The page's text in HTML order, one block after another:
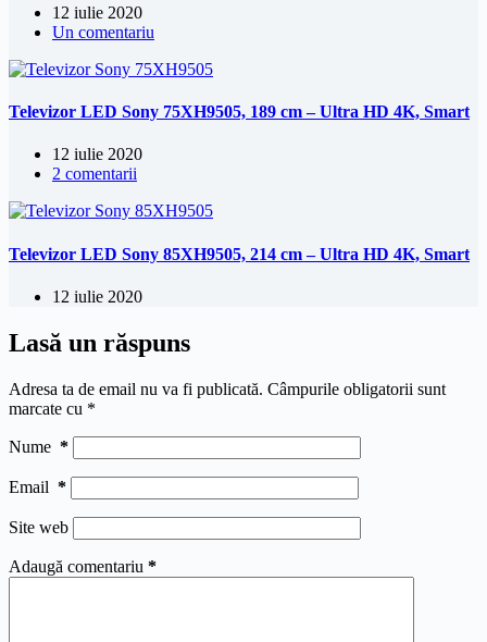
12 iulie 2020
Un comentariu
Televizor LED Sony 75XH9505, 189 cm – Ultra HD 4K, Smart
12 iulie 2020
2 comentarii
Televizor LED Sony 85XH9505, 214 cm – Ultra HD 4K, Smart
12 iulie 2020
Lasă un răspuns
Adresa ta de email nu va fi publicată. Câmpurile obligatorii sunt
marcate cu *
Nume *
Email *
Site web
Adaugă comentariu *